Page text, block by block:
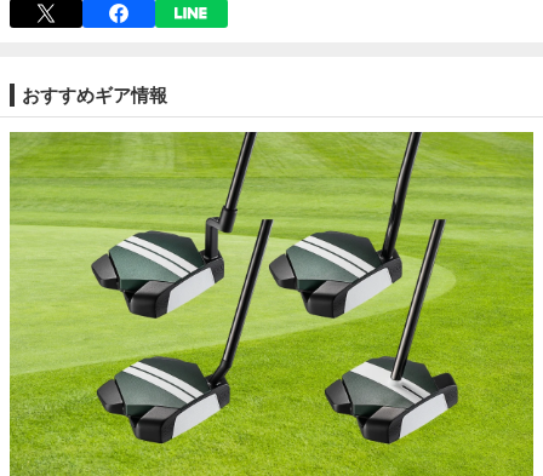
おすすめギア情報